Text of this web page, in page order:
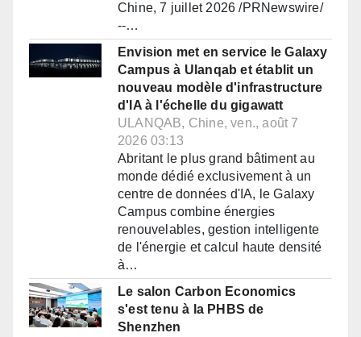
Chine, 7 juillet 2026 /PRNewswire/
--…
Envision met en service le Galaxy
Campus à Ulanqab et établit un
nouveau modèle d'infrastructure
d'IA à l'échelle du gigawatt
ULANQAB, Chine, ven., août 7
2026 03:13
Abritant le plus grand bâtiment au
monde dédié exclusivement à un
centre de données d'IA, le Galaxy
Campus combine énergies
renouvelables, gestion intelligente
de l'énergie et calcul haute densité
à…
Le salon Carbon Economics
s'est tenu à la PHBS de
Shenzhen